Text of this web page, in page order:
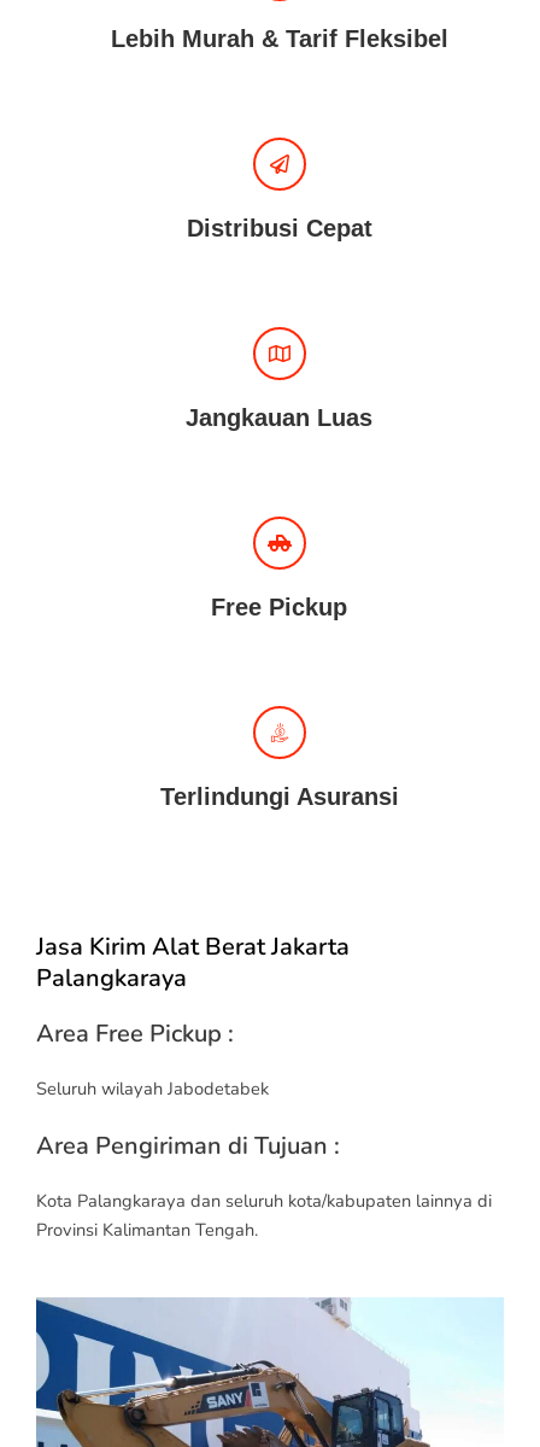
Lebih Murah & Tarif Fleksibel
Distribusi Cepat
Jangkauan Luas
Free Pickup
Terlindungi Asuransi
Jasa Kirim Alat Berat Jakarta
Palangkaraya
Area Free Pickup :
Seluruh wilayah Jabodetabek
Area Pengiriman di Tujuan :
Kota Palangkaraya dan seluruh kota/kabupaten lainnya di
Provinsi Kalimantan Tengah.